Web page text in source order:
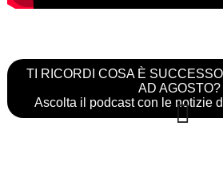
TI RICORDI COSA È
AD AGOSTO?
Ascolta il podcast con le notizie